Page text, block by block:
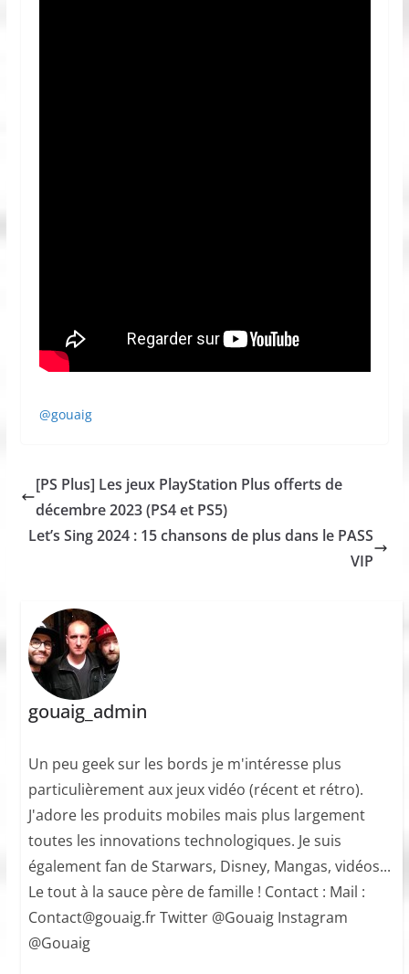
@gouaig
[PS Plus] Les jeux PlayStation Plus offerts de
décembre 2023 (PS4 et PS5)
Let’s Sing 2024 : 15 chansons de plus dans le PASS
VIP
gouaig_admin
Un peu geek sur les bords je m'intéresse plus
particulièrement aux jeux vidéo (récent et rétro).
J'adore les produits mobiles mais plus largement
toutes les innovations technologiques. Je suis
également fan de Starwars, Disney, Mangas, vidéos...
Le tout à la sauce père de famille ! Contact : Mail :
Contact@gouaig.fr Twitter @Gouaig Instagram
@Gouaig